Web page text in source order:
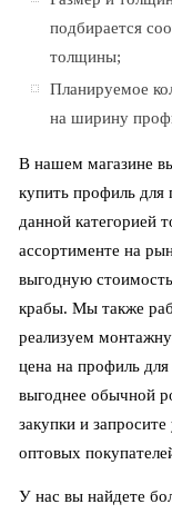
подбирается
толщины;
Планируемое
на ширину
В нашем магазине
купить профиль для
данной категорией
ассортименте на
выгодную
крабы. Мы также
реализуем
цена на профиль
выгоднее обычной
закупки и
оптовых
У нас вы найдете